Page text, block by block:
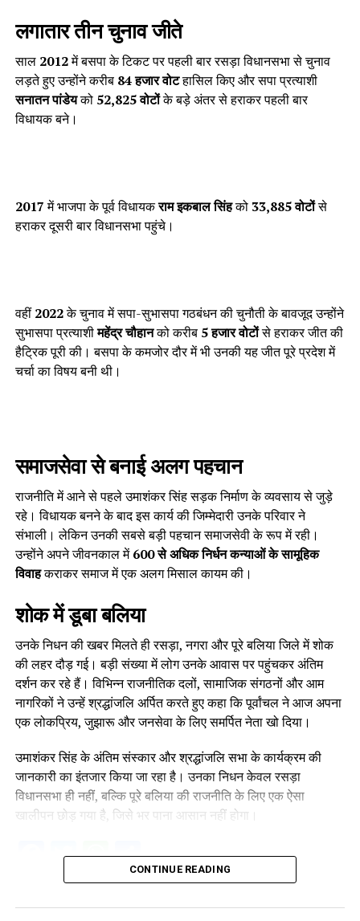
लगातार तीन चुनाव जीते
साल 2012में बसपा के टिकट पर पहली बार रसड़ा विधानसभा से चुनाव
लड़ते हुए उन्होंने करीब 84 हजार वोटहासिल किए और सपा प्रत्याशी
सनातन पांडेयको 52,825 वोटोंके बड़े अंतर से हराकर पहली बार
विधायक बने।
2017में भाजपा के पूर्व विधायकराम इकबाल सिंहको 33,885 वोटोंसे
हराकर दूसरी बार विधानसभा पहुंचे।
वहीं2022के चुनाव में सपा-सुभासपा गठबंधन की चुनौती के बावजूद उन्होंने
सुभासपा प्रत्याशीमहेंद्र चौहानको करीब 5 हजार वोटोंसे हराकर जीत की
हैट्रिक पूरी की। बसपा के कमजोर दौर में भी उनकी यह जीत पूरे प्रदेश में
चर्चा का विषय बनी थी।
समाजसेवा से बनाई अलग पहचान
राजनीति में आने से पहले उमाशंकर सिंह सड़क निर्माण के व्यवसाय से जुड़े
रहे। विधायक बनने के बाद इस कार्य की जिम्मेदारी उनके परिवार ने
संभाली। लेकिन उनकी सबसे बड़ी पहचान समाजसेवी के रूप में रही।
उन्होंने अपने जीवनकाल में600 से अधिक निर्धन कन्याओं के सामूहिक
विवाहकराकर समाज में एक अलग मिसाल कायम की।
शोक में डूबा बलिया
उनके निधन की खबर मिलते ही रसड़ा, नगरा और पूरे बलिया जिले में शोक
की लहर दौड़ गई। बड़ी संख्या में लोग उनके आवास पर पहुंचकर अंतिम
दर्शन कर रहे हैं। विभिन्न राजनीतिक दलों, सामाजिक संगठनों और आम
नागरिकों ने उन्हें श्रद्धांजलि अर्पित करते हुए कहा कि पूर्वांचल ने आज अपना
एक लोकप्रिय, जुझारू और जनसेवा के लिए समर्पित नेता खो दिया।
उमाशंकर सिंह के अंतिम संस्कार और श्रद्धांजलि सभा के कार्यक्रम की
जानकारी का इंतजार किया जा रहा है। उनका निधन केवल रसड़ा
विधानसभा ही नहीं, बल्कि पूरे बलिया की राजनीति के लिए एक ऐसा
खालीपन छोड़ गया है, जिसे भर पाना आसान नहीं होगा।
Facebook
Twitter
WhatsApp
Share
CONTINUE READING